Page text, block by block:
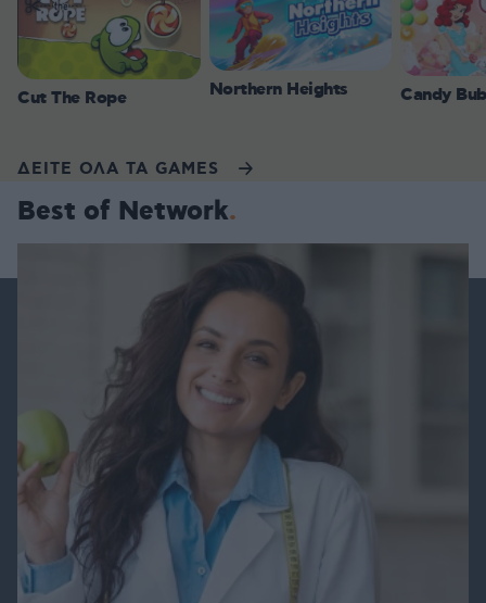
Cut The Rope Northern Heights Candy
ΔΕΙΤΕ ΟΛΑ ΤΑ GAMES
Best of Network